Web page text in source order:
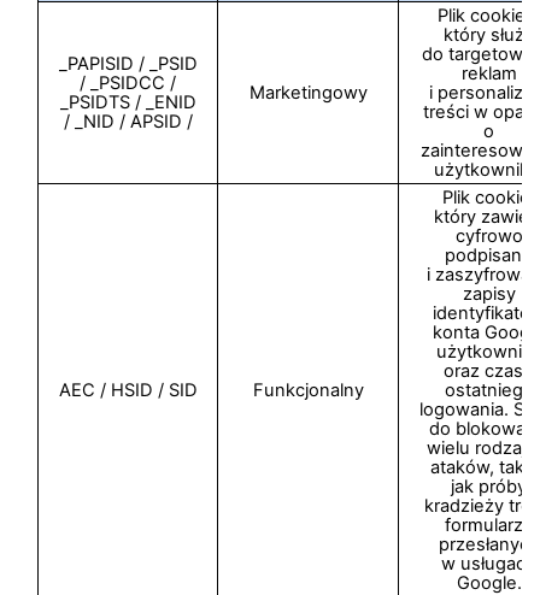
_PAPISID / _PSID
/ _PSIDCC /
_PSIDTS / _ENID
/ _NID / APSID /
Marketingowy
Plik cookies,
który służy
do
reklam
i
treści w
o
AEC / HSID / SID Funkcjonalny
Plik cookie,
który
cyfrowo
podpisane
i
zapisy
konta
użytkownika
oraz czasu
ostatniego
logowania.
do
wielu
ataków,
jak próby
kradzieży
formularzy
przesłanych
w usługach
Google.